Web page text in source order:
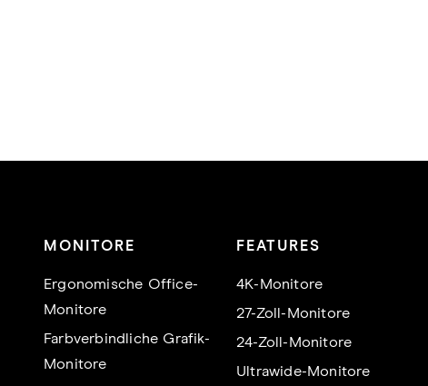
MONITORE
Ergonomische Office-
Monitore
Farbverbindliche Grafik-
Monitore
FEATURES
4K-Monitore
27-Zoll-Monitore
24-Zoll-Monitore
Ultrawide-Monitore